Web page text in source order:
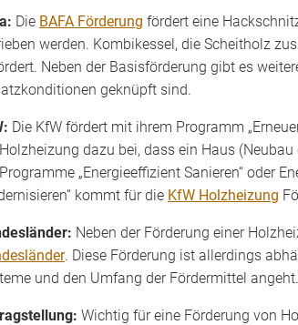
Die BAFA Förderung fördert eine
werden. Kombikessel, die Scheitholz
Neben der Basisförderung gibt es
geknüpft sind.
Die KfW fördert mit ihrem Programm
dazu bei, dass ein Haus
„Energieeffizient Sanieren“ oder
kommt für die KfW Holzheizung
Neben der Förderung einer
. Diese Förderung ist allerdings
und den Umfang der Fördermittel angeht.
Wichtig für eine Förderung von